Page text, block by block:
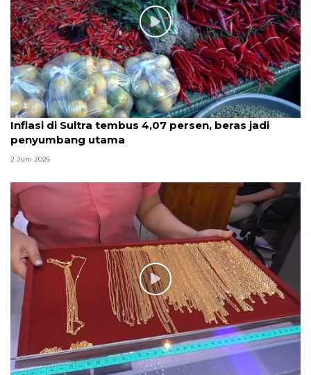
Inflasi di Sultra tembus 4,07 persen, beras jadi
penyumbang utama
2 Juni 2026